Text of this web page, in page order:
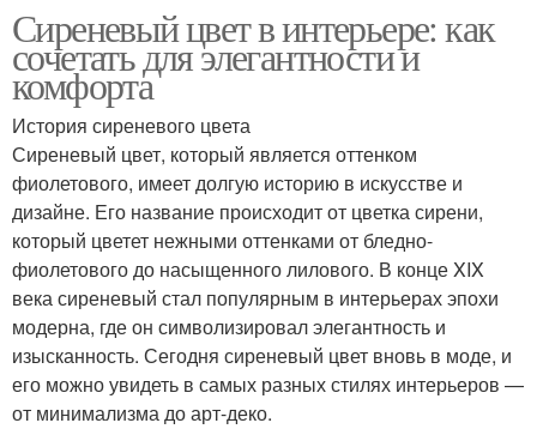
Сиреневый цвет в интерьере: как
сочетать для элегантности и
комфорта
История сиреневого цвета
Сиреневый цвет, который является оттенком
фиолетового, имеет долгую историю в искусстве и
дизайне. Его название происходит от цветка сирени,
который цветет нежными оттенками от бледно-
фиолетового до насыщенного лилового. В конце XIX
века сиреневый стал популярным в интерьерах эпохи
модерна, где он символизировал элегантность и
изысканность. Сегодня сиреневый цвет вновь в моде, и
его можно увидеть в самых разных стилях интерьеров —
от минимализма до арт-деко.